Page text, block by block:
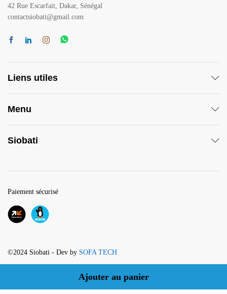
Ajouter au panier
42 Rue Escarfait, Dakar, Sénégal
contactsiobati@gmail.com
Liens utiles
Menu
Siobati
©2024 Siobati - Dev by SOFA TECH
Paiement sécurisé